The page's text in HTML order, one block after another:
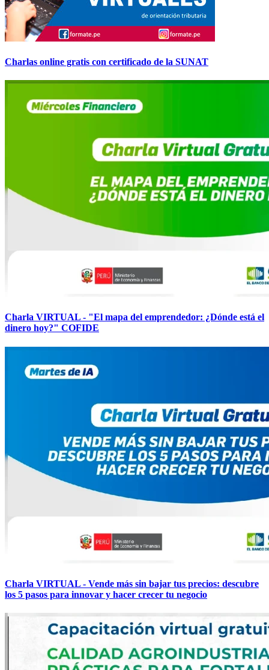
Charlas online gratis con certificado de la SUNAT
Charla VIRTUAL - "El mapa del emprendedor: ¿Dónde está el
dinero hoy?" COFIDE
Charla VIRTUAL - Vende más sin bajar tus precios: descubre
los 5 pasos para innovar y hacer crecer tu negocio